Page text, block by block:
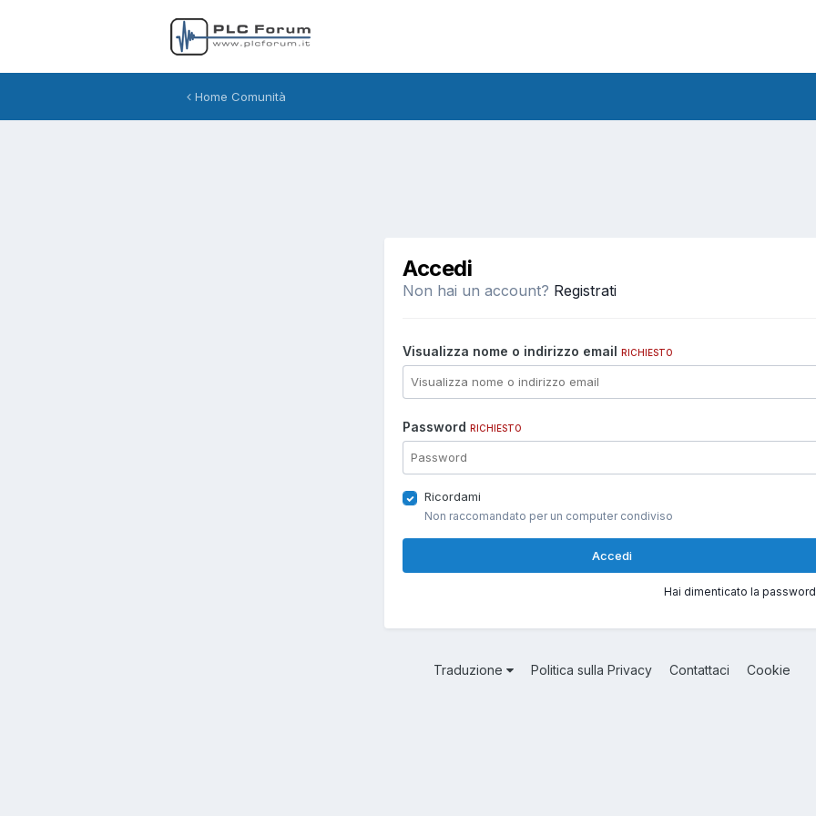
Home Comunità
Accedi
Non hai un account? Registrati
Visualizza nome o indirizzo email RICHIESTO
Password RICHIESTO
Ricordami
Non raccomandato per un computer condiviso
Accedi
Hai dimenticato la
Traduzione Politica sulla Privacy Contattaci Cookie